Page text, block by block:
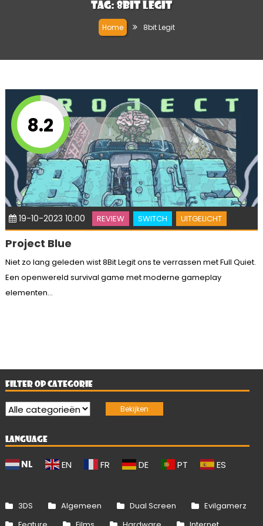
Tag: 8bit Legit
Home 8bit Legit
8.2
19-10-2023 10:00 REVIEW SWITCH UITGELICHT
Project Blue
Niet zo lang geleden wist 8Bit Legit ons te verrassen met Full Quiet.
Een openwereld survival game met moderne gameplay
elementen...
FILTER OP CATEGORIE
LANGUAGE
NL EN FR DE PT ES
3DS Algemeen Dual Screen
Evilgamerz